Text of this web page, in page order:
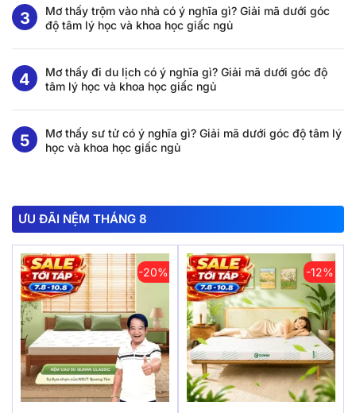
Mơ thấy trộm vào nhà có ý nghĩa gì? Giải mã dưới góc
độ tâm lý học và khoa học giấc ngủ
Mơ thấy đi du lịch có ý nghĩa gì? Giải mã dưới góc độ
tâm lý học và khoa học giấc ngủ
Mơ thấy sư tử có ý nghĩa gì? Giải mã dưới góc độ tâm lý
học và khoa học giấc ngủ
ƯU ĐÃI NỆM THÁNG 8
-20% -12%